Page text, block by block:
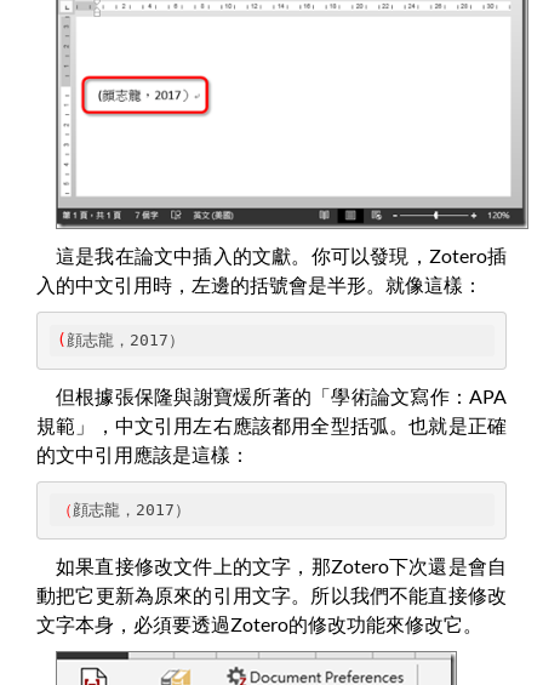
這是我在論文中插入的文獻。你可以發現，Zotero插
入的中文引用時，左邊的括號會是半形。就像這樣：
( 顔志龍，2017）
但根據張保隆與謝寶煖所著的「學術論文寫作：APA
規範」，中文引用左右應該都用全型括弧。也就是正確
的文中引用應該是這樣：
（ 顔志龍，2017）
如果直接修改文件上的文字，那Zotero下次還是會自
動把它更新為原來的引用文字。所以我們不能直接修改
文字本身，必須要透過Zotero的修改功能來修改它。